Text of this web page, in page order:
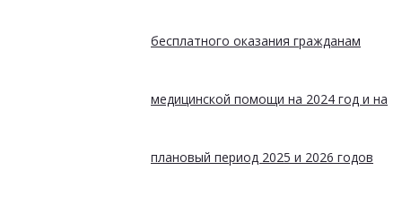
бесплатного оказания гражданам
медицинской помощи на 2024 год и на
плановый период 2025 и 2026 годов